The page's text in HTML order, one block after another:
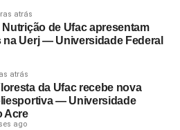
atrás
de Ufac apresentam
na Uerj — Universidade Federal
atrás
da Ufac recebe nova
— Universidade
Acre
ago